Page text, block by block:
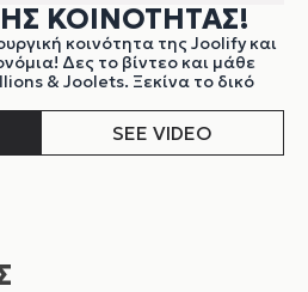
ΚΟΙΝΟΤΗΤΑΣ!
κοινότητα της Joolify και
Δες το βίντεο και μάθε
& Joolets. Ξεκίνα το δικό
SEE VIDEO